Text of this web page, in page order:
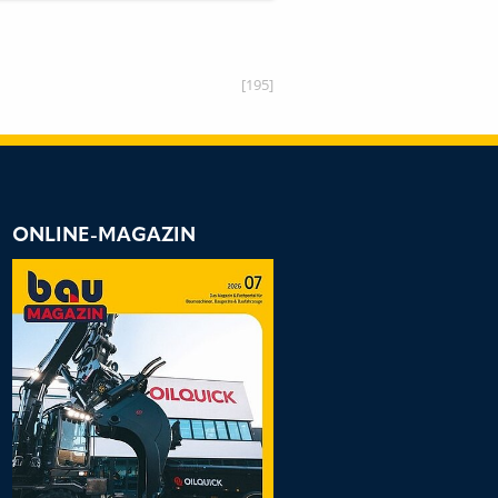
2020
[195]
ONLINE-MAGAZIN